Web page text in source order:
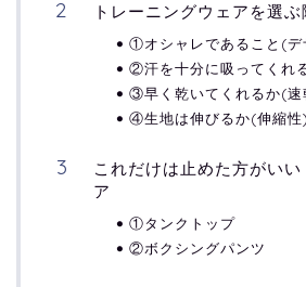
トレーニングウェアを選
①オシャレであること(デ
②汗を十分に吸ってくれ
③早く乾いてくれるか(速
④生地は伸びるか(伸縮性)
これだけは止めた方がい
ア
①タンクトップ
②ボクシングパンツ